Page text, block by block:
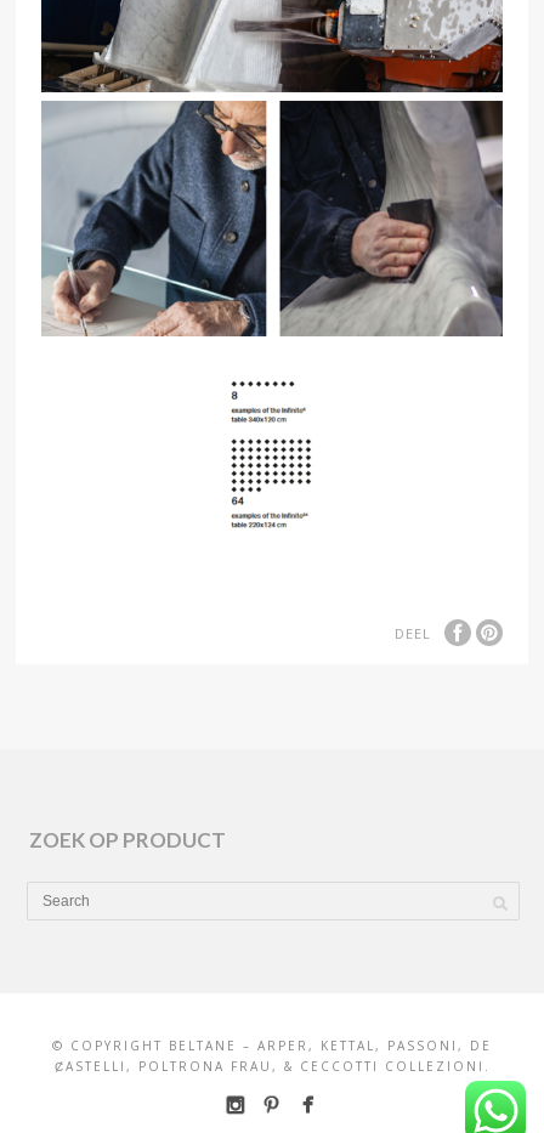
DEEL
ZOEK OP PRODUCT
© COPYRIGHT BELTANE – ARPER, KETTAL, PASSONI, DE
ȻASTELLI, POLTRONA FRAU, & CECCOTTI COLLEZIONI.